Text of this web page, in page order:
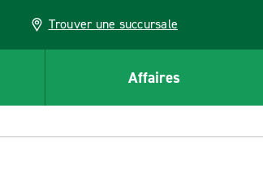
Trouver une succursale
Affaires